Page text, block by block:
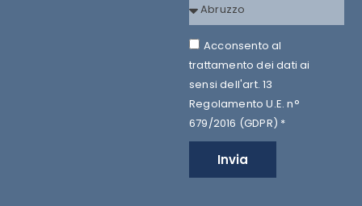
Acconsento al
trattamento dei dati ai
sensi dell'art. 13
Regolamento U.E. n°
679/2016 (GDPR) *
Invia